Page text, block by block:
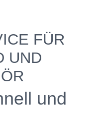
FÜR
UND
und